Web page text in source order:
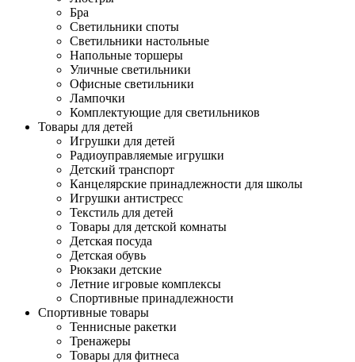
Бра
Светильники споты
Светильники настольные
Напольные торшеры
Уличные светильники
Офисные светильники
Лампочки
Комплектующие для светильников
Товары для детей
Игрушки для детей
Радиоуправляемые игрушки
Детский транспорт
Канцелярские принадлежности для школы
Игрушки антистресс
Текстиль для детей
Товары для детской комнаты
Детская посуда
Детская обувь
Рюкзаки детские
Летние игровые комплексы
Спортивные принадлежности
Спортивные товары
Теннисные ракетки
Тренажеры
Товары для фитнеса